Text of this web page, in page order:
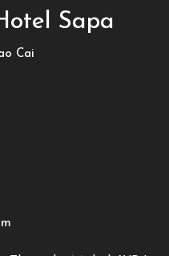
Sapa
Cai